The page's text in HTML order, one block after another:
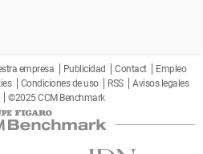
empresa Publicidad Contact
Empleo
Condiciones de uso RSS
Avisos legales
©2025 CCM Benchmark